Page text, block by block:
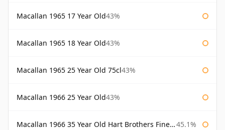
Macallan 1965 17 Year Old43%
Macallan 1965 18 Year Old43%
Macallan 1965 25 Year Old 75cl43%
Macallan 1966 25 Year Old43%
Macallan 1966 35 Year Old Hart Brothers Finest Collection 45.1%